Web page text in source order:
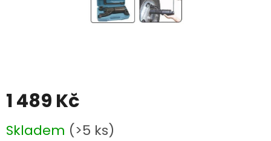
1 489 Kč
cena:
Skladem (>5 ks)